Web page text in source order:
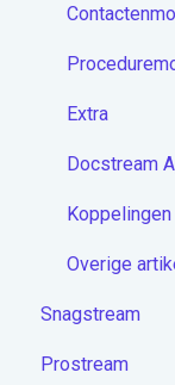
Extra
Docstream
Koppelingen
Overige
Snagstream
Aan de slag
Prostream